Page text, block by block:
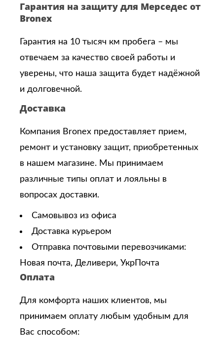
Гарантия на защиту для Мерседес от
Bronex
Гарантия на 10 тысяч км пробега – мы
отвечаем за качество своей работы и
уверены, что наша защита будет надёжной
и долговечной.
Доставка
Компания Bronex предоставляет прием,
ремонт и установку защит, приобретенных
в нашем магазине. Мы принимаем
различные типы оплат и лояльны в
вопросах доставки.
Самовывоз из офиса
Доставка курьером
Отправка почтовыми перевозчиками:
Новая почта, Деливери, УкрПочта
Оплата
Для комфорта наших клиентов, мы
принимаем оплату любым удобным для
Вас способом: